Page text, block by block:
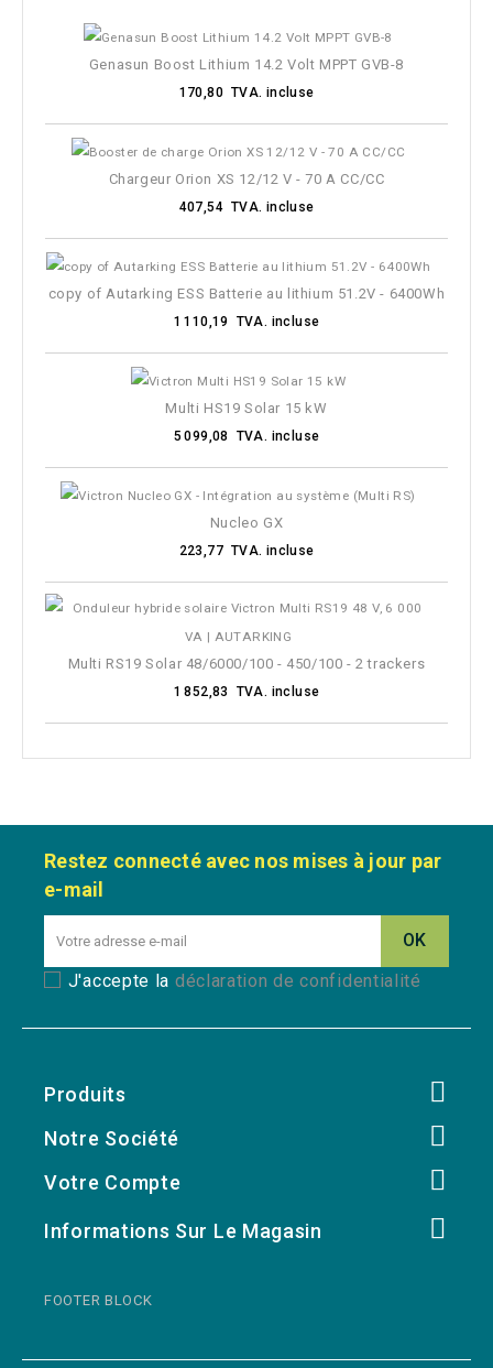
Genasun Boost Lithium 14.2 Volt MPPT GVB-8
170,80 TVA. incluse
Chargeur Orion XS 12/12 V - 70 A CC/CC
407,54 TVA. incluse
copy of Autarking ESS Batterie au lithium 51.2V - 6400Wh
1 110,19 TVA. incluse
Multi HS19 Solar 15 kW
5 099,08 TVA. incluse
Nucleo GX
223,77 TVA. incluse
Multi RS19 Solar 48/6000/100 - 450/100 - 2 trackers
1 852,83 TVA. incluse
Restez connecté avec nos mises à jour par
e-mail
J'accepte la déclaration de confidentialité
Produits
Notre Société
Votre Compte
Informations Sur Le Magasin
FOOTER BLOCK